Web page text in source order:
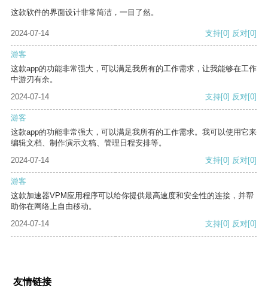
这款软件的界面设计非常简洁，一目了然。
2024-07-14 支持[0] 反对[0]
游客
这款app的功能非常强大，可以满足我所有的工作需求，让我能够在工作
中游刃有余。
2024-07-14
支持[0] 反对[0]
游客
这款app的功能非常强大，可以满足我所有的工作需求。我可以使用它来
编辑文档、制作演示文稿、管理日程安排等。
2024-07-14
支持[0] 反对[0]
游客
这款加速器VPM应用程序可以给你提供最高速度和安全性的连接，并帮
助你在网络上自由移动。
2024-07-14
支持[0] 反对[0]
友情链接